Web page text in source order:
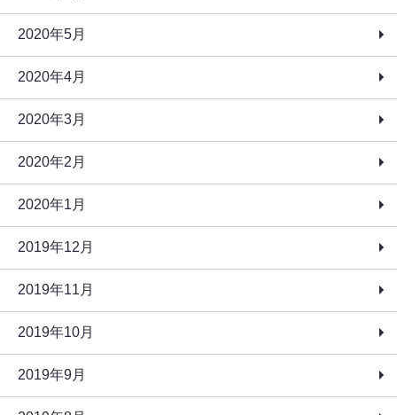
2020年5月
2020年4月
2020年3月
2020年2月
2020年1月
2019年12月
2019年11月
2019年10月
2019年9月